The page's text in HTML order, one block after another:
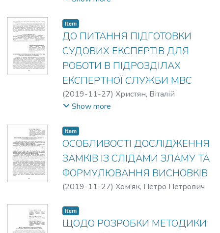
Item
ДО ПИТАННЯ ПІДГОТОВКИ
СУДОВИХ ЕКСПЕРТІВ ДЛЯ
РОБОТИ В ПІДРОЗДІЛАХ
ЕКСПЕРТНОЇ СЛУЖБИ МВС
(2019-11-27) Христян, Віталій
Володимирович
Show more
Item
ОСОБЛИВОСТІ ДОСЛІДЖЕННЯ
ЗАМКІВ ІЗ СЛІДАМИ ЗЛАМУ ТА
ФОРМУЛЮВАННЯ ВИСНОВКІВ
(2019-11-27) Хом’як, Петро Петрович
Item
ЩОДО РОЗРОБКИ МЕТОДИКИ